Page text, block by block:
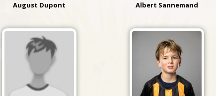
August Dupont Albert Sannemand